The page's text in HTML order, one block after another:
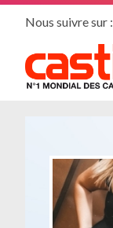
Nous suivre sur :